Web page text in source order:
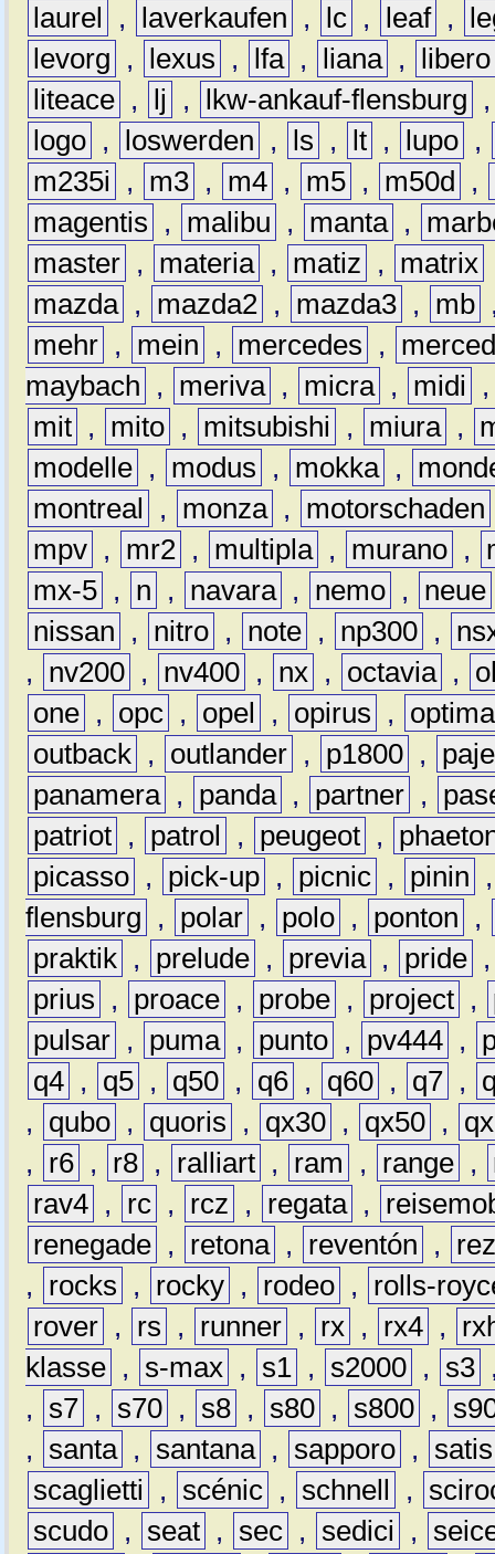
laurel
, laverkaufen , lc , leaf ,
levorg
, lexus , lfa , liana ,
libero
liteace , lj , lkw-ankauf-flensburg
logo , loswerden , ls , lt , lupo ,
m235i
, m3 , m4 , m5 , m50d ,
magentis
, malibu , manta ,
master , materia , matiz , matrix
mazda , mazda2 , mazda3 , mb
mehr , mein , mercedes ,
maybach
, meriva , micra , midi
mit , mito , mitsubishi , miura ,
modelle , modus , mokka ,
montreal
, monza , motorschaden
mpv , mr2 , multipla , murano ,
mx-5 , n , navara , nemo , neue
nissan
, nitro , note , np300 ,
,
nv200 , nv400 , nx , octavia ,
one , opc , opel , opirus ,
optima
outback , outlander , p1800 ,
panamera , panda , partner ,
patriot , patrol , peugeot ,
picasso , pick-up , picnic , pinin
flensburg
, polar , polo , ponton
,
praktik , prelude , previa , pride
prius
, proace , probe , project ,
pulsar , puma , punto , pv444 ,
q4 , q5 , q50 , q6 , q60 , q7 ,
,
qubo , quoris , qx30 , qx50 ,
,
r6 , r8 , ralliart , ram , range ,
rav4 , rc , rcz , regata ,
renegade , retona , reventón ,
,
rocks , rocky , rodeo ,
rolls-
rover , rs , runner , rx , rx4 ,
klasse , s-max , s1 , s2000 , s3
,
s7 , s70 , s8 , s80 , s800 ,
,
santa , santana , sapporo ,
satis
scaglietti
, scénic , schnell ,
scudo , seat , sec , sedici ,